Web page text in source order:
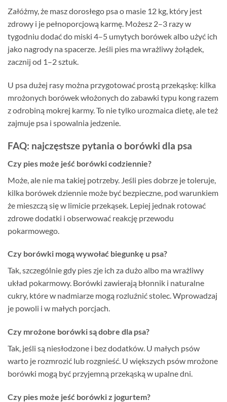
Załóżmy, że masz dorosłego psa o masie 12 kg, który jest
zdrowy i je pełnoporcjową karmę. Możesz 2–3 razy w
tygodniu dodać do miski 4–5 umytych borówek albo użyć ich
jako nagrody na spacerze. Jeśli pies ma wrażliwy żołądek,
zacznij od 1–2 sztuk.
U psa dużej rasy można przygotować prostą przekąskę: kilka
mrożonych borówek włożonych do zabawki typu kong razem
z odrobiną mokrej karmy. To nie tylko urozmaica dietę, ale też
zajmuje psa i spowalnia jedzenie.
FAQ: najczęstsze pytania o borówki dla psa
Czy pies może jeść borówki codziennie?
Może, ale nie ma takiej potrzeby. Jeśli pies dobrze je toleruje,
kilka borówek dziennie może być bezpieczne, pod warunkiem
że mieszczą się w limicie przekąsek. Lepiej jednak rotować
zdrowe dodatki i obserwować reakcję przewodu
pokarmowego.
Czy borówki mogą wywołać biegunkę u psa?
Tak, szczególnie gdy pies zje ich za dużo albo ma wrażliwy
układ pokarmowy. Borówki zawierają błonnik i naturalne
cukry, które w nadmiarze mogą rozluźnić stolec. Wprowadzaj
je powoli i w małych porcjach.
Czy mrożone borówki są dobre dla psa?
Tak, jeśli są niesłodzone i bez dodatków. U małych psów
warto je rozmrozić lub rozgnieść. U większych psów mrożone
borówki mogą być przyjemną przekąską w upalne dni.
Czy pies może jeść borówki z jogurtem?